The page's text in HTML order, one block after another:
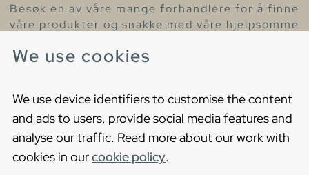
We use cookies
We use device identifiers to customise the content
and ads to users, provide social media features and
analyse our traffic. Read more about our work with
cookies in ourcookie policy.
Besøk en av våre mange forhandlere for å finne
våre produkter og snakke med våre hjelpsomme